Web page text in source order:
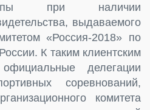
при наличии
выдаваемого
«Россия-2018» по
К таким клиентским
делегации
соревнований,
комитета